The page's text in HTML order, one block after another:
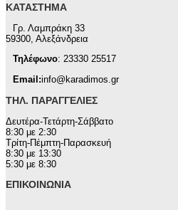
ΚΑΤΆΣΤΗΜΑ
Γρ. Λαμπράκη 33
59300, Αλεξάνδρεια
Τηλέφωνο: 23330 25517
Email:info@karadimos.gr
ΤΗΛ. ΠΑΡΑΓΓΕΛΊΕΣ
Δευτέρα-Τετάρτη-Σάββατο
8:30 με 2:30
Τρίτη-Πέμπτη-Παρασκευή
8:30 με 13:30
5:30 με 8:30
ΕΠΙΚΟΙΝΩΝΊΑ